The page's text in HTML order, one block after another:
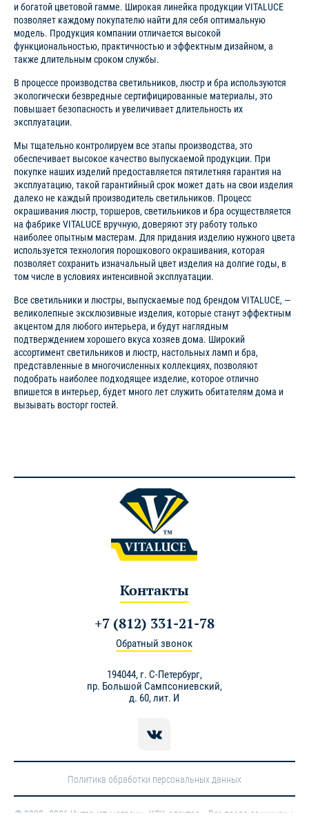
и богатой цветовой гамме. Широкая линейка продукции VITALUCE
позволяет каждому покупателю найти для себя оптимальную
модель. Продукция компании отличается высокой
функциональностью, практичностью и эффектным дизайном, а
также длительным сроком службы.
В процессе производства светильников, люстр и бра используются
экологически безвредные сертифицированные материалы, это
повышает безопасность и увеличивает длительность их
эксплуатации.
Мы тщательно контролируем все этапы производства, это
обеспечивает высокое качество выпускаемой продукции. При
покупке наших изделий предоставляется пятилетняя гарантия на
эксплуатацию, такой гарантийный срок может дать на свои изделия
далеко не каждый производитель светильников. Процесс
окрашивания люстр, торшеров, светильников и бра осуществляется
на фабрике VITALUCE вручную, доверяют эту работу только
наиболее опытным мастерам. Для придания изделию нужного цвета
используется технология порошкового окрашивания, которая
позволяет сохранить изначальный цвет изделия на долгие годы, в
том числе в условиях интенсивной эксплуатации.
Все светильники и люстры, выпускаемые под брендом VITALUCE, —
великолепные эксклюзивные изделия, которые станут эффектным
акцентом для любого интерьера, и будут наглядным
подтверждением хорошего вкуса хозяев дома. Широкий
ассортимент светильников и люстр, настольных ламп и бра,
представленные в многочисленных коллекциях, позволяют
подобрать наиболее подходящее изделие, которое отлично
впишется в интерьер, будет много лет служить обитателям дома и
вызывать восторг гостей.
Контакты
+7 (812) 331-21-78
Обратный звонок
194044, г. С-Петербург,
пр. Большой Сампсониевский,
д. 60, лит. И
Политика обработки персональных данных
© 2020–2026 Интернет-магазин «КСК-электро». Все права защищены.